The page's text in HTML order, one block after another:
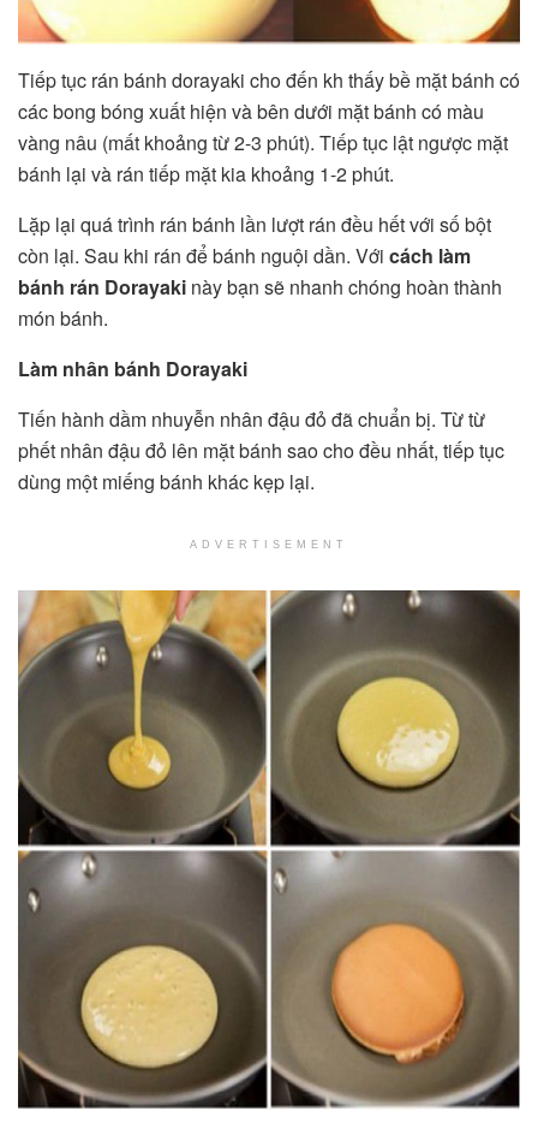
Tiếp tục rán bánh dorayaki cho đến kh thấy bề mặt bánh có
các bong bóng xuất hiện và bên dưới mặt bánh có màu
vàng nâu (mất khoảng từ 2-3 phút). Tiếp tục lật ngược mặt
bánh lại và rán tiếp mặt kia khoảng 1-2 phút.
Lặp lại quá trình rán bánh lần lượt rán đều hết với số bột
còn lại. Sau khi rán để bánh nguội dần. Với cách làm
bánh rán Dorayaki này bạn sẽ nhanh chóng hoàn thành
món bánh.
Làm nhân bánh Dorayaki
Tiến hành dầm nhuyễn nhân đậu đỏ đã chuẩn bị. Từ từ
phết nhân đậu đỏ lên mặt bánh sao cho đều nhất, tiếp tục
dùng một miếng bánh khác kẹp lại.
ADVERTISEMENT